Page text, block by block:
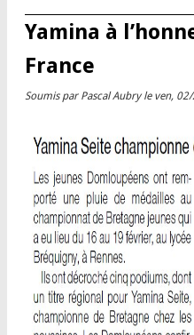
Yamina à
France
Soumis par Pascal Aubryle ven,